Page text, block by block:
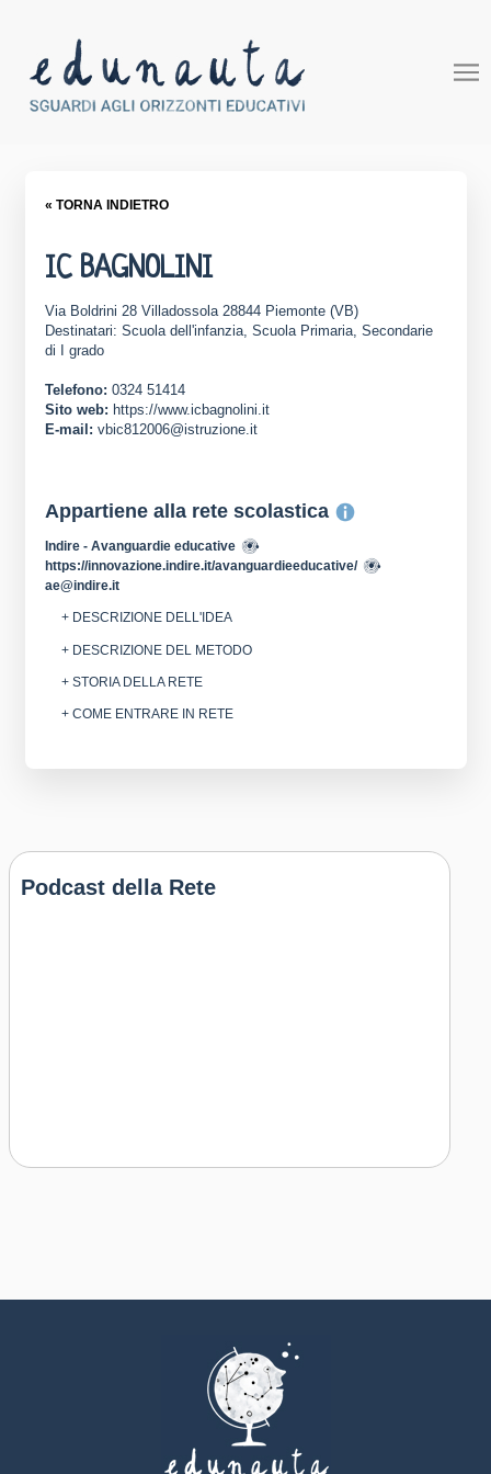
« TORNA INDIETRO
IC BAGNOLINI
Via Boldrini 28 Villadossola 28844 Piemonte (VB)
Destinatari: Scuola dell'infanzia, Scuola Primaria, Secondarie
di I grado
Telefono: 0324 51414
Sito web: https://www.icbagnolini.it
E-mail: vbic812006@istruzione.it
Appartiene alla rete scolastica
Indire - Avanguardie educative
https://innovazione.indire.it/avanguardieeducative/
ae@indire.it
+ DESCRIZIONE DELL'IDEA
+ DESCRIZIONE DEL METODO
+ STORIA DELLA RETE
+ COME ENTRARE IN RETE
Podcast della Rete